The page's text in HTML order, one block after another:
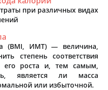
при различных видах
(BMI, ИМТ) — величина,
степень соответствия
его роста и, тем самым,
является ли масса
или избыточной.